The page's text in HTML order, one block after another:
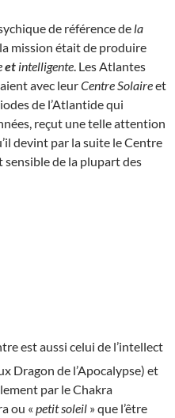
de référence de la
mission était de produire
et intelligente . Les Atlantes
avec leurCentre Solaireet
de l’Atlantide qui
reçut une telle attention
devint par la suite le Centre
sensible de la plupart des
est aussi celui de l’intellect
Dragon de l’Apocalypse) et
par le Chakra
ou « petit soleil » que l’être